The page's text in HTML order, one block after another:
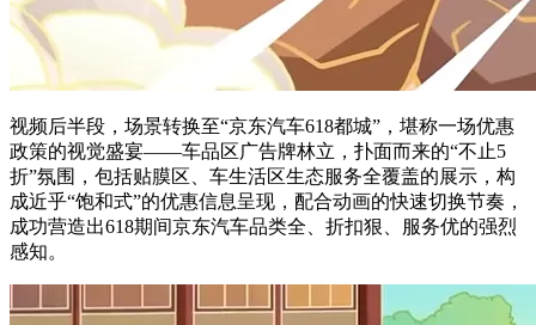
视频后半段，场景转换至“京东汽车618都城”，堪称一场优惠
政策的视觉盛宴——‌车品区广告牌林立，扑面而来的“不止5
折”氛围，包括‌贴膜区、‌车生活区生态服务全覆盖的展示，构
成近乎“饱和式”的优惠信息呈现，配合动画的快速切换节奏，
成功营造出618期间京东汽车品类全、折扣狠、服务优的强烈
感知。